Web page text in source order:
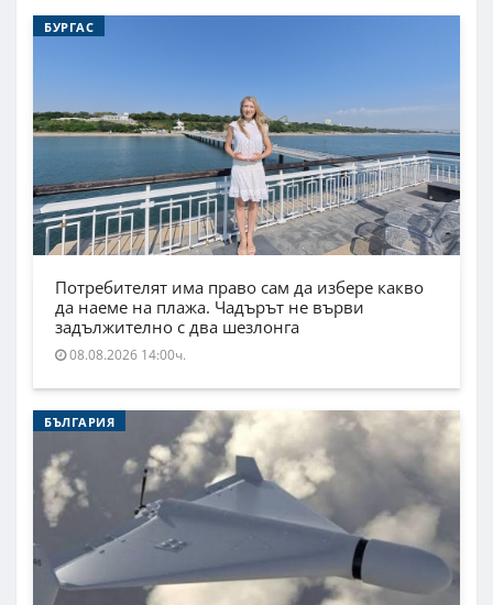
БУРГАС
Потребителят има право сам да избере какво
да наеме на плажа. Чадърът не върви
задължително с два шезлонга
08.08.2026 14:00ч.
БЪЛГАРИЯ